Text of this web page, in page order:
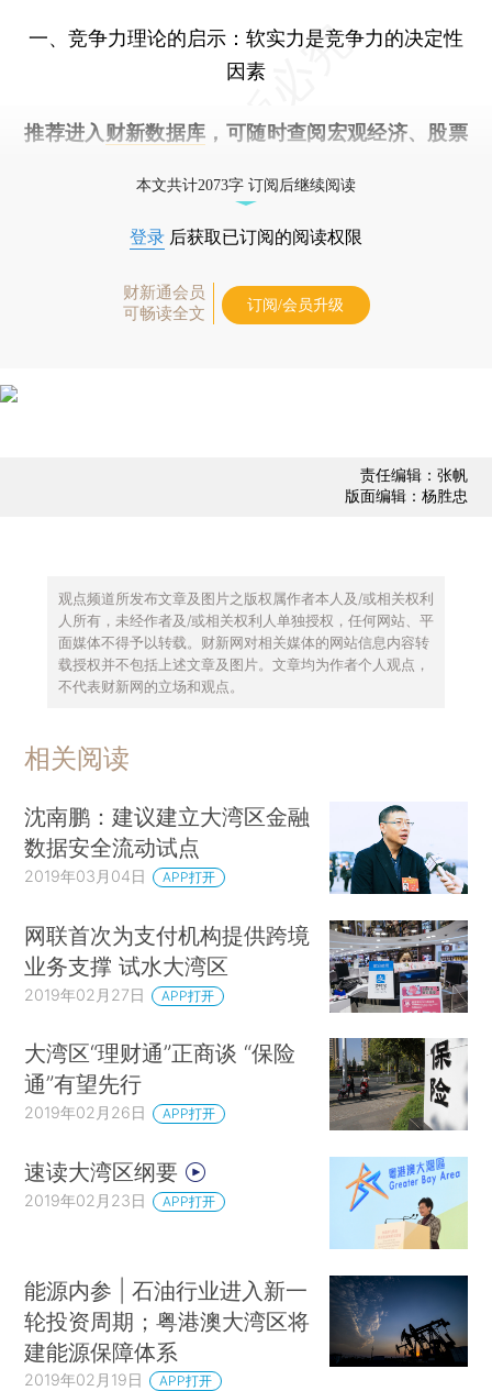
一、竞争力理论的启示：软实力是竞争力的决定性
因素
推荐进入 财新数据库 ，可随时查阅宏观经济、股票
本文共计2073字 订阅后继续阅读
登录 后获取已订阅的阅读权限
财新通会员
可畅读全文
订阅/会员升级
责任编辑：张帆
版面编辑：杨胜忠
观点频道所发布文章及图片之版权属作者本人及/或相关权利
人所有，未经作者及/或相关权利人单独授权，任何网站、平
面媒体不得予以转载。财新网对相关媒体的网站信息内容转
载授权并不包括上述文章及图片。文章均为作者个人观点，
不代表财新网的立场和观点。
相关阅读
沈南鹏：建议建立大湾区金融
数据安全流动试点
2019年03月04日 APP打开
网联首次为支付机构提供跨境
业务支撑 试水大湾区
2019年02月27日 APP打开
大湾区“理财通”正商谈 “保险
通”有望先行
2019年02月26日 APP打开
速读大湾区纲要
2019年02月23日 APP打开
能源内参 | 石油行业进入新一
轮投资周期；粤港澳大湾区将
建能源保障体系
2019年02月19日 APP打开